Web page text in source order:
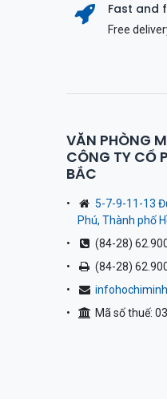
Fast and
Free
VĂN PHÒNG
CÔNG TY CỔ
BẮC
5-7-9-11-13
Phú, Thành phố
(84-28)
(84-28)
Mã số thuế: